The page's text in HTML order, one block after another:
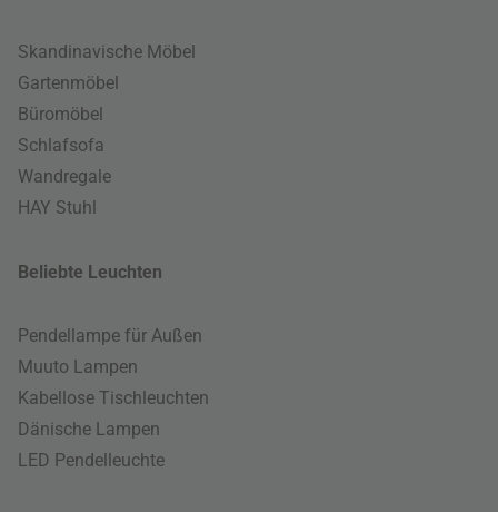
Skandinavische Möbel
Gartenmöbel
Büromöbel
Schlafsofa
Wandregale
HAY Stuhl
Beliebte Leuchten
Pendellampe für Außen
Muuto Lampen
Kabellose Tischleuchten
Dänische Lampen
LED Pendelleuchte